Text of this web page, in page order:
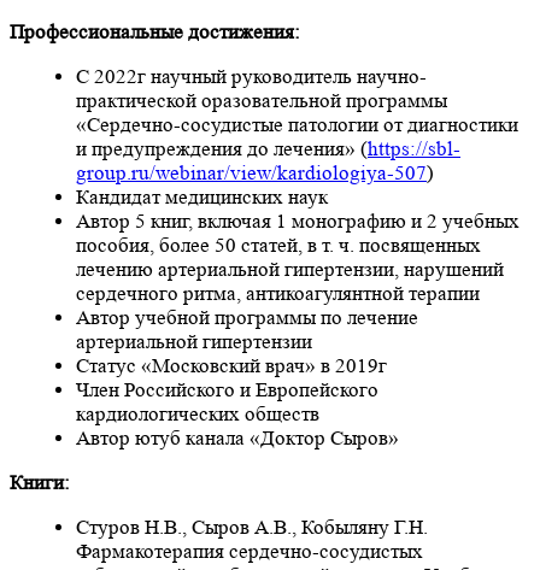
Профессиональные достижения:
С 2022г научный руководитель научно-
практической оразовательной программы
«Сердечно-сосудистые патологии от диагностики
и предупреждения до лечения» (https://sbl-
group.ru/webinar/view/kardiologiya-507)
Кандидат медицинских наук
Автор 5 книг, включая 1 монографию и 2 учебных
пособия, более 50 статей, в т. ч. посвященных
лечению артериальной гипертензии, нарушений
сердечного ритма, антикоагулянтной терапии
Автор учебной программы по лечение
артериальной гипертензии
Статус «Московский врач» в 2019г
Член Российского и Европейского
кардиологических обществ
Автор ютуб канала «Доктор Сыров»
Книги:
Стуров Н.В., Сыров А.В., Кобыляну Г.Н.
Фармакотерапия сердечно-сосудистых